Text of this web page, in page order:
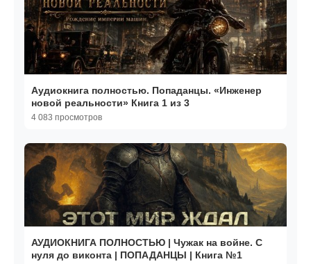
Аудиокнига полностью. Попаданцы. «Инженер
новой реальности» Книга 1 из 3
4 083 просмотров
АУДИОКНИГА ПОЛНОСТЬЮ | Чужак на войне. С
нуля до виконта | ПОПАДАНЦЫ | Книга №1